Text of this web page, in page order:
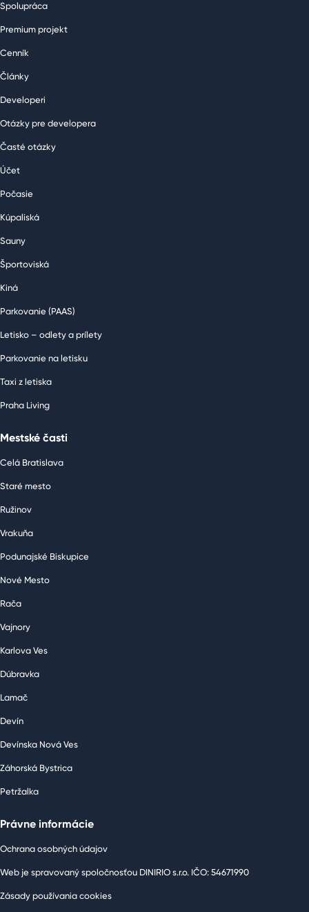
Spolupráca
Premium projekt
Cenník
Články
Developeri
Otázky pre developera
Časté otázky
Účet
Počasie
Kúpaliská
Sauny
Športoviská
Kiná
Parkovanie (PAAS)
Letisko – odlety a prílety
Parkovanie na letisku
Taxi z letiska
Praha Living
Mestské časti
Celá Bratislava
Staré mesto
Ružinov
Vrakuňa
Podunajské Biskupice
Nové Mesto
Rača
Vajnory
Karlova Ves
Dúbravka
Lamač
Devín
Devínska Nová Ves
Záhorská Bystrica
Petržalka
Právne informácie
Ochrana osobných údajov
Web je spravovaný spoločnosťou DINIRIO s.r.o. IČO: 54671990
Zásady používania cookies